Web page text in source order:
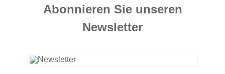
Abonnieren Sie unseren
News­letter